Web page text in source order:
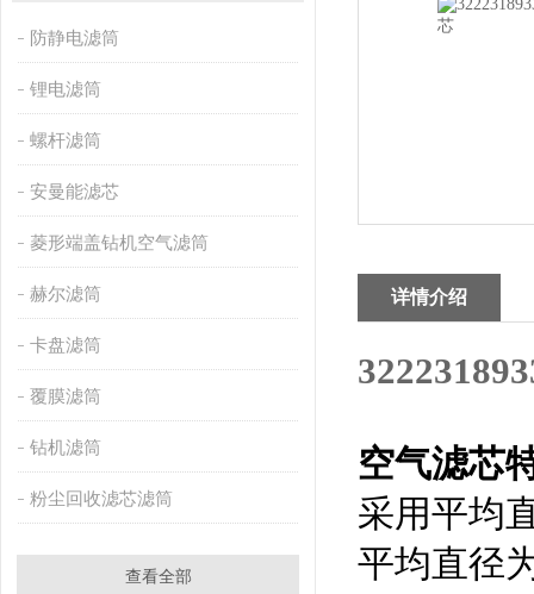
防静电滤筒
锂电滤筒
螺杆滤筒
安曼能滤芯
菱形端盖钻机空气滤筒
赫尔滤筒
卡盘滤筒
覆膜滤筒
钻机滤筒
粉尘回收滤芯滤筒
查看全部
详情介绍
空气滤芯
采用平均
平均直径